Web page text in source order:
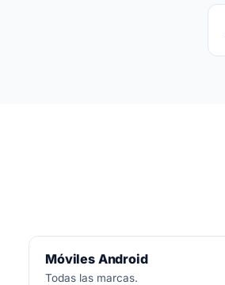
Móviles Android
Todas las marcas.